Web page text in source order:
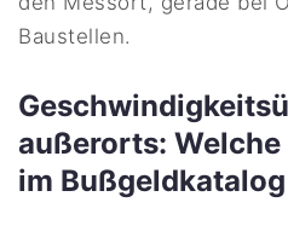
Baustellen.
außerorts: Welche
im